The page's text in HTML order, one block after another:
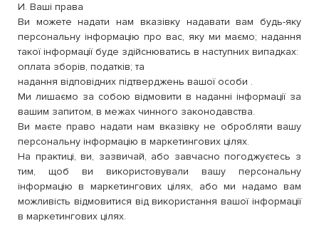
И. Ваші права
Ви можете надати нам вказівку надавати вам будь-яку
персональну інформацію про вас, яку ми маємо; надання
такої інформації буде здійснюватись в наступних випадках:
оплата зборів, податків; та
надання відповідних підтверджень вашої особи .
Ми лишаємо за собою відмовити в наданні інформації за
вашим запитом, в межах чинного законодавства.
Ви маєте право надати нам вказівку не обробляти вашу
персональну інформацію в маркетингових цілях.
На практиці, ви, зазвичай, або завчасно погоджуєтесь з
тим, щоб ви використовували вашу персональну
інформацію в маркетингових цілях, або ми надамо вам
можливість відмовитися від використання вашої інформації
в маркетингових цілях.